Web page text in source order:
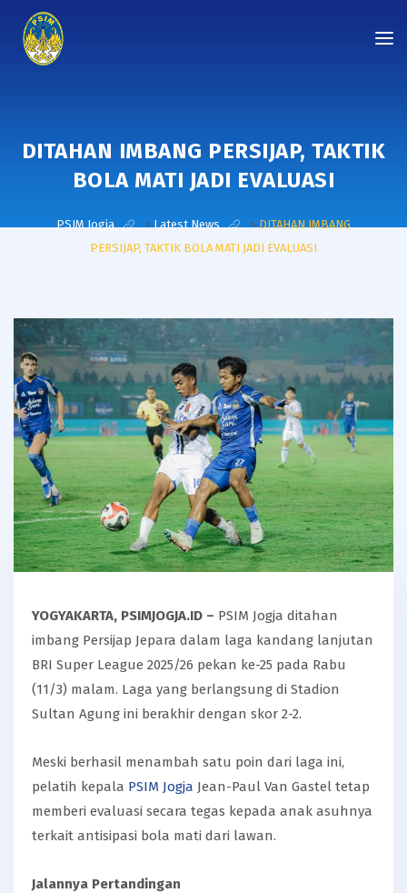
DITAHAN IMBANG PERSIJAP, TAKTIK
BOLA MATI JADI EVALUASI
PSIM Jogja >Latest News >DITAHAN IMBANG
PERSIJAP, TAKTIK BOLA MATI JADI EVALUASI
YOGYAKARTA, PSIMJOGJA.ID – PSIM Jogja ditahan
imbang Persijap Jepara dalam laga kandang lanjutan
BRI Super League 2025/26 pekan ke-25 pada Rabu
(11/3) malam. Laga yang berlangsung di Stadion
Sultan Agung ini berakhir dengan skor 2-2.
Meski berhasil menambah satu poin dari laga ini,
pelatih kepala PSIM Jogja Jean-Paul Van Gastel tetap
memberi evaluasi secara tegas kepada anak asuhnya
terkait antisipasi bola mati dari lawan.
Jalannya Pertandingan